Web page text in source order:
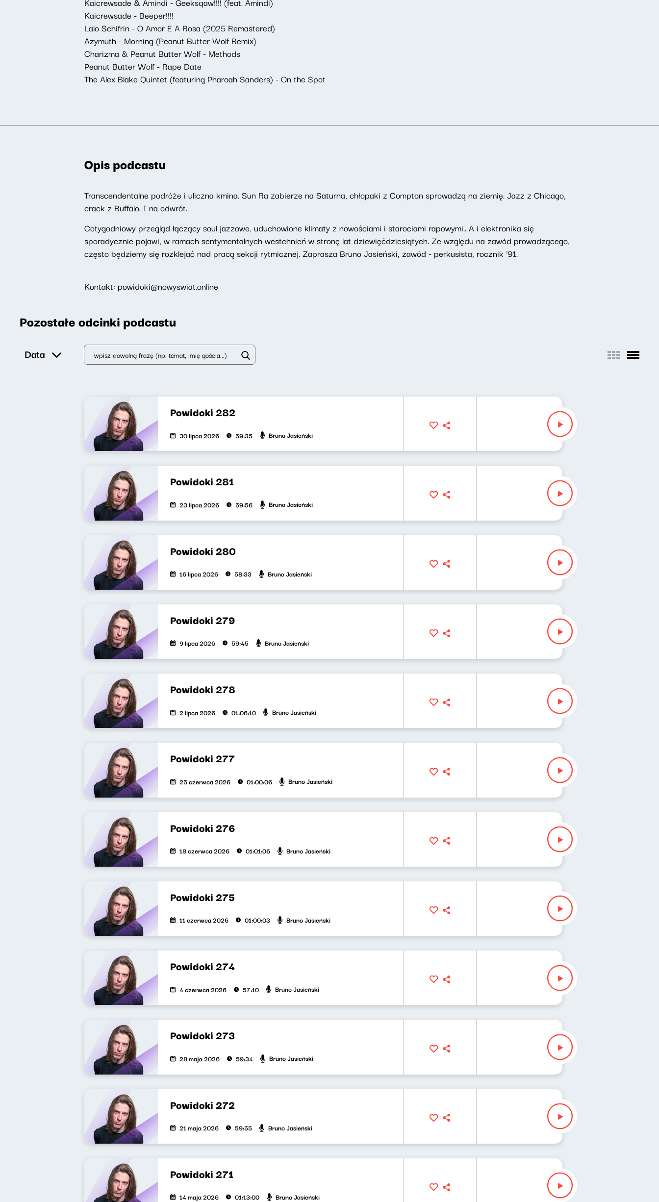
Kaicrewsade - Beeper!!!!
Lalo Schifrin - O Amor E A Rosa (2025 Remastered)
Azymuth - Morning (Peanut Butter Wolf Remix)
Charizma & Peanut Butter Wolf - Methods
Peanut Butter Wolf - Rape Date
The Alex Blake Quintet (featuring Pharoah Sanders) - On the Spot
Opis podcastu
Transcendentalne podróże i uliczna kmina. Sun Ra zabierze na Saturna, chłopaki z Compton sprowadzą na ziemię. Jazz z Chicago,
crack z Buffalo. I na odwrót.
Cotygodniowy przegląd łączący soul jazzowe, uduchowione klimaty z nowościami i starociami rapowymi.. A i elektronika się
sporadycznie pojawi, w ramach sentymentalnych westchnień w stronę lat dziewięćdziesiątych. Ze względu na zawód prowadzącego,
często będziemy się rozklejać nad pracą sekcji rytmicznej. Zaprasza Bruno Jasieński, zawód - perkusista, rocznik ’91.
Kontakt: powidoki@nowyswiat.online
Pozostałe odcinki podcastu
Data
Powidoki 282
30 lipca 2026 59:35 Bruno Jasieński
Powidoki 281
23 lipca 2026 59:56 Bruno Jasieński
Powidoki 280
16 lipca 2026 58:33 Bruno Jasieński
Powidoki 279
9 lipca 2026 59:45 Bruno Jasieński
Powidoki 278
2 lipca 2026 01:06:10 Bruno Jasieński
Powidoki 277
25 czerwca 2026 01:00:06 Bruno Jasieński
Powidoki 276
18 czerwca 2026 01:01:06 Bruno Jasieński
Powidoki 275
11 czerwca 2026 01:00:03 Bruno Jasieński
Powidoki 274
4 czerwca 2026 57:10 Bruno Jasieński
Powidoki 273
28 maja 2026 59:34 Bruno Jasieński
Powidoki 272
21 maja 2026 59:55 Bruno Jasieński
Powidoki 271
14 maja 2026 01:13:00 Bruno Jasieński